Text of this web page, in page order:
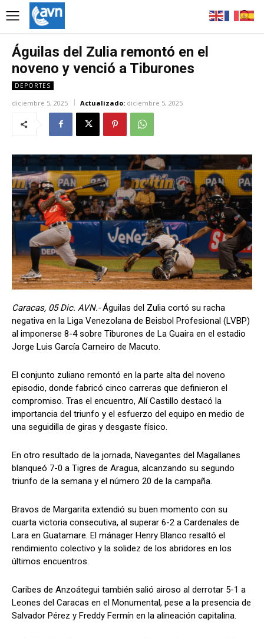
Águilas del Zulia remontó en el
noveno y venció a Tiburones
DEPORTES
diciembre 5, 2025 Actualizado: diciembre 5, 2025
Caracas, 05 Dic. AVN.-Águilas del Zulia cortó su racha
negativa en la Liga Venezolana de Beisbol Profesional (LVBP)
al imponerse 8-4 sobre Tiburones de La Guaira en el estadio
Jorge Luis García Carneiro de Macuto.
El conjunto zuliano remontó en la parte alta del noveno
episodio, donde fabricó cinco carreras que definieron el
compromiso. Tras el encuentro, Alí Castillo destacó la
importancia del triunfo y el esfuerzo del equipo en medio de
una seguidilla de giras y desgaste físico.
En otro resultado de la jornada, Navegantes del Magallanes
blanqueó 7-0 a Tigres de Aragua, alcanzando su segundo
triunfo de la semana y el número 20 de la campaña.
Bravos de Margarita extendió su buen momento con su
cuarta victoria consecutiva, al superar 6-2 a Cardenales de
Lara en Guatamare. El mánager Henry Blanco resaltó el
rendimiento colectivo y la solidez de los abridores en los
últimos encuentros.
Caribes de Anzoátegui también salió airoso al derrotar 5-1 a
Leones del Caracas en el Monumental, pese a la presencia de
Salvador Pérez y Freddy Fermín en la alineación capitalina.